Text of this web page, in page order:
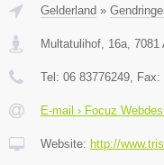
Gelderland »
Multatulihof, 16a, 7081
Tel: 06 83776249, Fax:
E-mail › Focuz
Website: http://